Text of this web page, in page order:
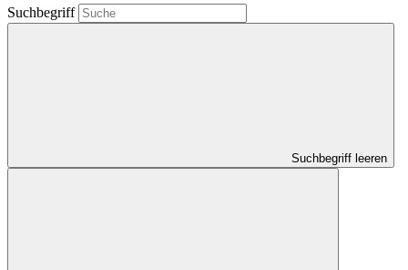
Suchbegriff
Suchbegriff leeren